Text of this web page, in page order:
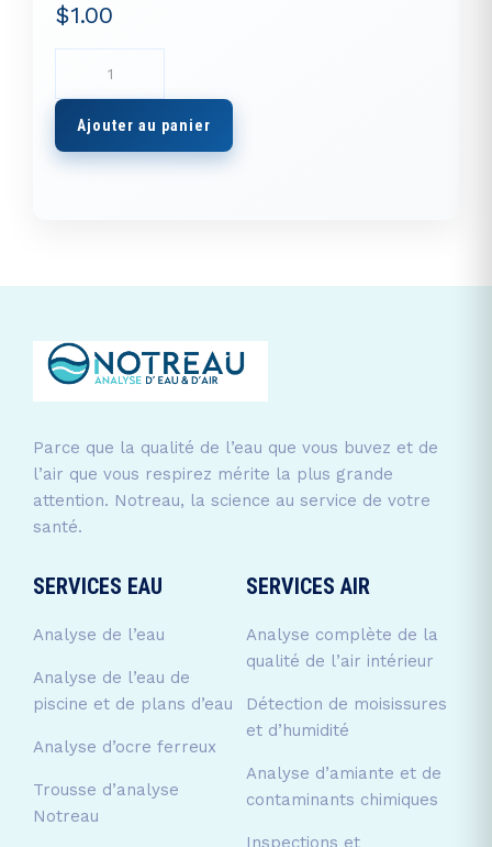
$1.00
Courtier
-
Collecte
analyse
Ajouter au panier
Parce que la qualité de l’eau que vous buvez et de
l’air que vous respirez mérite la plus grande
attention. Notreau, la science au service de votre
santé.
SERVICES EAU
Analyse de l’eau
Analyse de l’eau de
piscine et de plans d’eau
Analyse d’ocre ferreux
Trousse d’analyse
Notreau
SERVICES AIR
Analyse complète de la
qualité de l’air intérieur
Détection de moisissures
et d’humidité
Analyse d’amiante et de
contaminants chimiques
Inspections et